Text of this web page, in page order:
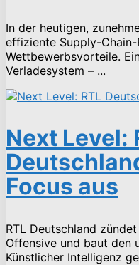
In der heutigen,
effiziente Supply-
Wettbewerbsvorteile.
Verladesystem – ...
Next Level:
Focus aus
RTL Deutschland
Offensive und baut den
Künstlicher Intelligenz